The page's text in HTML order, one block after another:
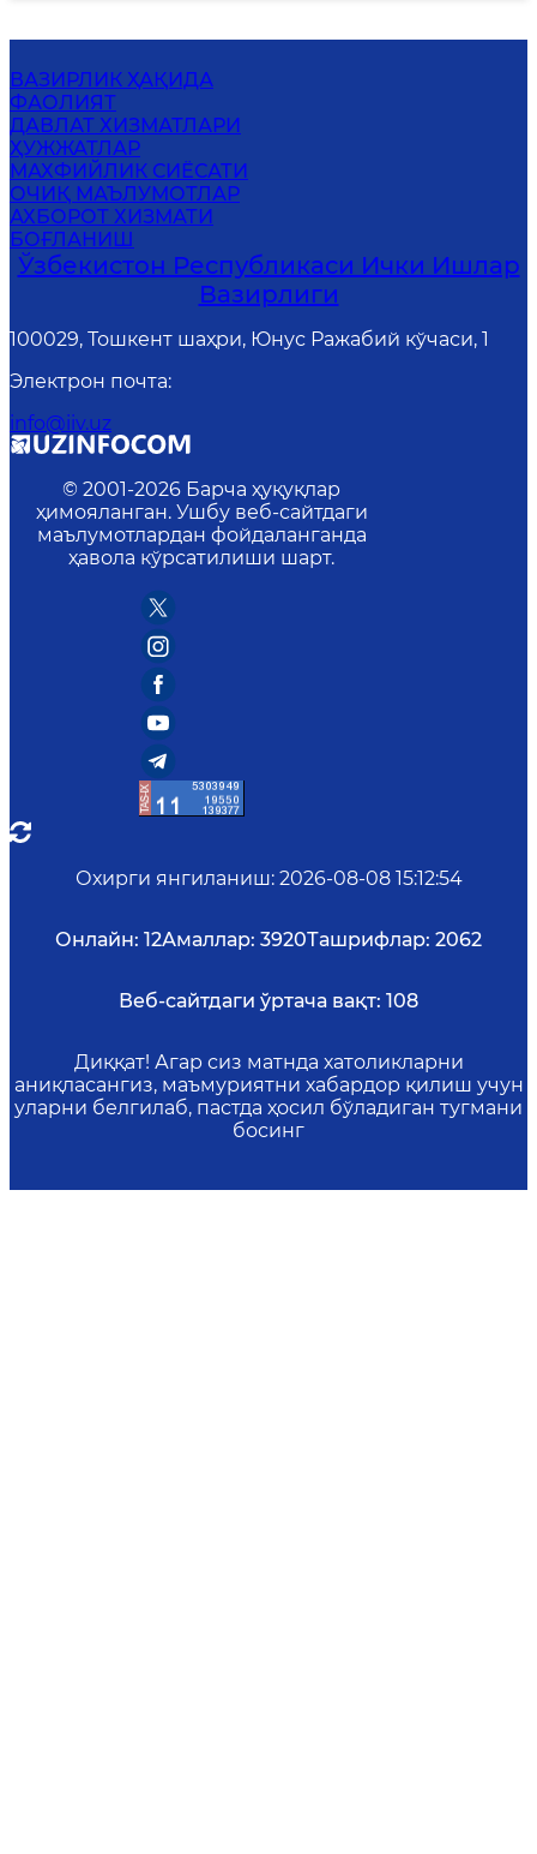
ВАЗИРЛИК ҲАҚИДА
ФАОЛИЯТ
ДАВЛАТ ХИЗМАТЛАРИ
ҲУЖЖАТЛАР
MАХФИЙЛИК СИЁСАТИ
ОЧИҚ МАЪЛУМОТЛАР
АХБОРОТ ХИЗМАТИ
БОҒЛАНИШ
Ўзбекистон Республикаси Ички Ишлар
Вазирлиги
100029, Тошкент шаҳри, Юнус Ражабий кўчаси, 1
Электрон почта:
info@iiv.uz
© 2001-2026 Барча ҳуқуқлар
ҳимояланган. Ушбу веб-сайтдаги
маълумотлардан фойдаланганда
ҳавола кўрсатилиши шарт.
Охирги янгиланиш: 2026-08-08 15:12:54
Онлайн: 12Амаллар: 3920Ташрифлар: 2062
Веб-сайтдаги ўртача вақт: 108
Диққат! Агар сиз матнда хатоликларни
аниқласангиз, маъмуриятни хабардор қилиш учун
уларни белгилаб, пастда ҳосил бўладиган тугмани
босинг